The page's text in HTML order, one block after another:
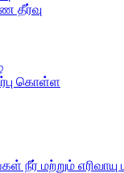
தீர்வு
கொள்ள
நீர் மற்றும்